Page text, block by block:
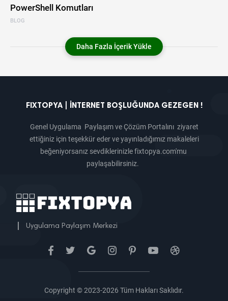
BLOG
PowerShell Komutları
Daha Fazla İçerik Yükle
FIXTOPYA | İNTERNET BOŞLUĞUNDA GEZEGEN !
Genel Uygulama Paylaşım ve Çözüm Portalını ziyaret
ettiğiniz için teşekkür eder ve yayınladığımız makaleleri
beğeniyorsanız sevdiklerinizle fixtopya.com'mu
paylaşabilirsiniz.
Uygulama Paylaşım Merkezi
Copyright © 2023-2026 Tüm Hakları Saklıdır.